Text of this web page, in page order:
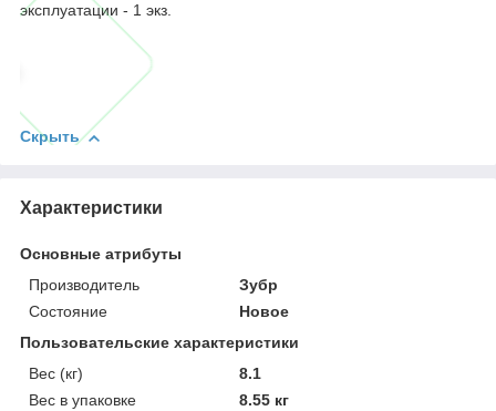
эксплуатации - 1 экз.
Скрыть
Характеристики
Основные атрибуты
Производитель
Зубр
Состояние
Новое
Пользовательские характеристики
Вес (кг)
8.1
Вес в упаковке
8.55 кг